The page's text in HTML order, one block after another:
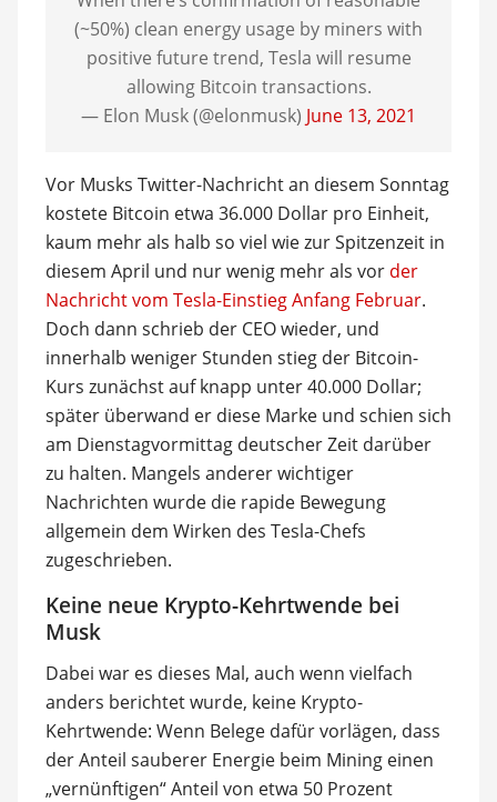
(~50%) clean energy usage by miners with
positive future trend, Tesla will resume
allowing Bitcoin transactions.
— Elon Musk (@elonmusk) June 13, 2021
Vor Musks Twitter-Nachricht an diesem Sonntag
kostete Bitcoin etwa 36.000 Dollar pro Einheit,
kaum mehr als halb so viel wie zur Spitzenzeit in
diesem April und nur wenig mehr als vor der
Nachricht vom Tesla-Einstieg Anfang Februar.
Doch dann schrieb der CEO wieder, und
innerhalb weniger Stunden stieg der Bitcoin-
Kurs zunächst auf knapp unter 40.000 Dollar;
später überwand er diese Marke und schien sich
am Dienstagvormittag deutscher Zeit darüber
zu halten. Mangels anderer wichtiger
Nachrichten wurde die rapide Bewegung
allgemein dem Wirken des Tesla-Chefs
zugeschrieben.
Keine neue Krypto-Kehrtwende bei
Musk
Dabei war es dieses Mal, auch wenn vielfach
anders berichtet wurde, keine Krypto-
Kehrtwende: Wenn Belege dafür vorlägen, dass
der Anteil sauberer Energie beim Mining einen
„vernünftigen“ Anteil von etwa 50 Prozent